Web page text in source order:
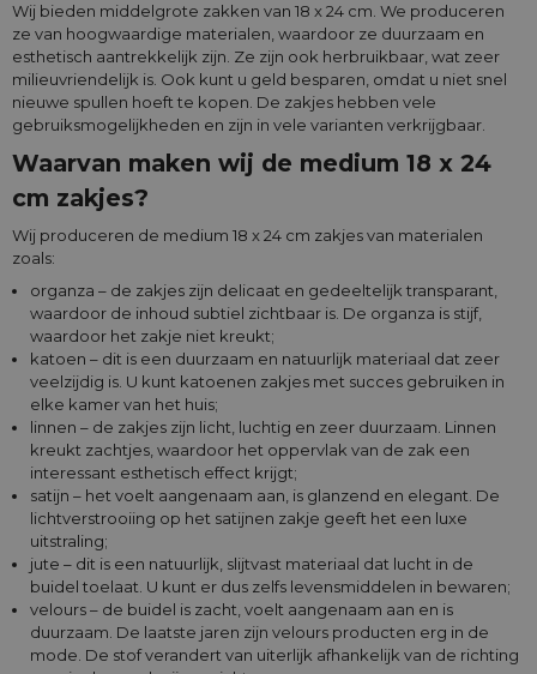
Wij bieden middelgrote zakken van 18 x 24 cm. We produceren
ze van hoogwaardige materialen, waardoor ze duurzaam en
esthetisch aantrekkelijk zijn. Ze zijn ook herbruikbaar, wat zeer
milieuvriendelijk is. Ook kunt u geld besparen, omdat u niet snel
nieuwe spullen hoeft te kopen. De zakjes hebben vele
gebruiksmogelijkheden en zijn in vele varianten verkrijgbaar.
Waarvan maken wij de medium 18 x 24
cm zakjes?
Wij produceren de medium 18 x 24 cm zakjes van materialen
zoals:
organza – de zakjes zijn delicaat en gedeeltelijk transparant,
waardoor de inhoud subtiel zichtbaar is. De organza is stijf,
waardoor het zakje niet kreukt;
katoen – dit is een duurzaam en natuurlijk materiaal dat zeer
veelzijdig is. U kunt katoenen zakjes met succes gebruiken in
elke kamer van het huis;
linnen – de zakjes zijn licht, luchtig en zeer duurzaam. Linnen
kreukt zachtjes, waardoor het oppervlak van de zak een
interessant esthetisch effect krijgt;
satijn – het voelt aangenaam aan, is glanzend en elegant. De
lichtverstrooiing op het satijnen zakje geeft het een luxe
uitstraling;
jute – dit is een natuurlijk, slijtvast materiaal dat lucht in de
buidel toelaat. U kunt er dus zelfs levensmiddelen in bewaren;
velours – de buidel is zacht, voelt aangenaam aan en is
duurzaam. De laatste jaren zijn velours producten erg in de
mode. De stof verandert van uiterlijk afhankelijk van de richting